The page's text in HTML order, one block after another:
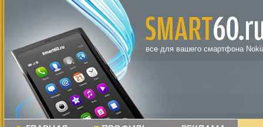
все для вашего смартфона